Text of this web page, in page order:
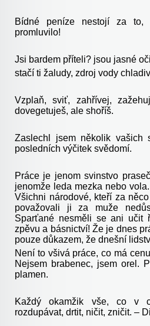
Bídné peníze nestojí za
promluvilo!
Jsi bardem příteli? jsou jasné
stačí ti žaludy, zdroj vody
Vzplaň, sviť, zahřívej,
dovegetuješ, ale shoříš.
Zaslechl jsem několik
posledních výčitek svědomí.
Práce je jenom svinstvo
jenomže leda mezka nebo
Všichni národové, kteří za
považovali ji za muže
Sparťané nesměli se ani učit
zpěvu a básnictví! Že je dnes
pouze důkazem, že dnešní
Není to všivá práce, co má
Nejsem brabenec, jsem orel.
plamen.
Každý okamžik vše, co v
rozdupávat, drtit, ničit, zničit. –